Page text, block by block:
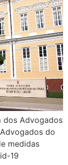
dos Advogados
do
medidas
19